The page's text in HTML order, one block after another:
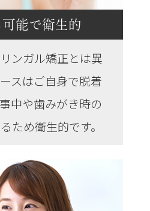
能で衛生的
ンガル矯正とは異
スはご自身で脱着
中や歯みがき時の
ため衛生的です。